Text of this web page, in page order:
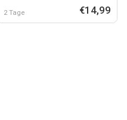
2 Tage €14,99